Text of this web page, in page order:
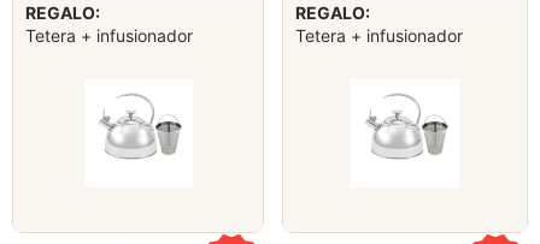
REGALO:
Tetera + infusionador
REGALO:
Tetera + infusionador